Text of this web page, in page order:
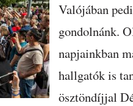
Valójában
gondolnánk.
napjainkban
hallgatók is
ösztöndíjjal